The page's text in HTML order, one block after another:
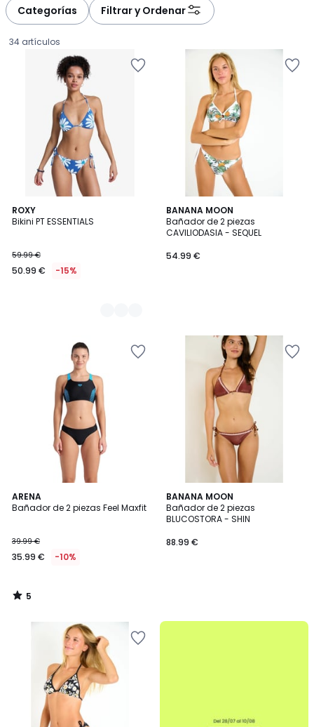
Categorías Filtrar y Ordenar
34 artículos
ROXY
Bikini PT ESSENTIALS
€
en
59.99 €
50.99 € -15%
2
Colores
BANANA MOON
Bañador de 2 piezas
CAVILIODASIA - SEQUEL
54.99 €
ARENA
Bañador de 2 piezas Feel Maxfit
39.99 €
35.99 € -10%
5
/
5
/
BANANA MOON
Bañador de 2 piezas
BLUCOSTORA - SHIN
88.99 €
.